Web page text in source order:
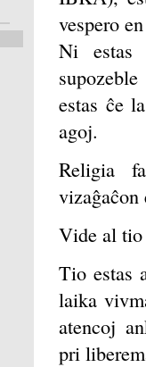
vespero
Ni estas
estas ĉe
agoj.
Religia
vizaĝaĉon
Vide al tio
Tio estas
laika
atencoj
pri